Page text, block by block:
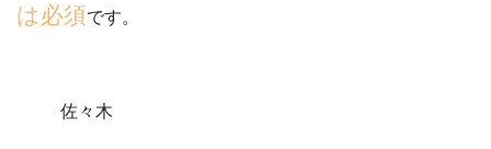
は必須です。
佐々木